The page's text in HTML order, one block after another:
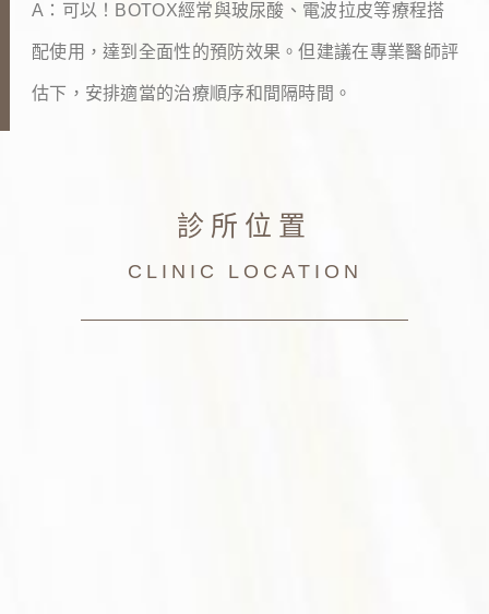
A：可以！BOTOX經常與玻尿酸、電波拉皮等療程搭
配使用，達到全面性的預防效果。但建議在專業醫師評
估下，安排適當的治療順序和間隔時間。
診所位置
CLINIC LOCATION